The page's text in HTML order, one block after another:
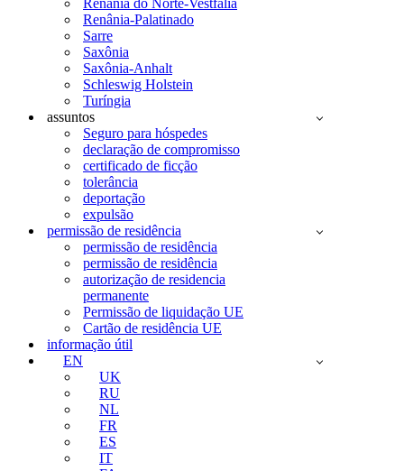
Renânia do Norte-Vestfália
Renânia-Palatinado
Sarre
Saxônia
Saxônia-Anhalt
Schleswig Holstein
Turíngia
assuntos
Seguro para hóspedes
declaração de compromisso
certificado de ficção
tolerância
deportação
expulsão
permissão de residência
permissão de residência
permissão de residência
autorização de residencia
permanente
Permissão de liquidação UE
Cartão de residência UE
informação útil
EN
UK
RU
NL
FR
ES
IT